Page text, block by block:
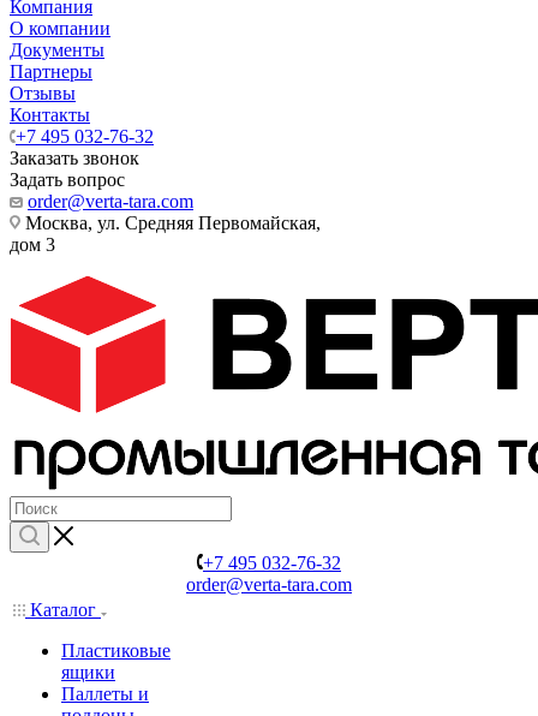
Компания
О компании
Документы
Партнеры
Отзывы
Контакты
+7 495 032-76-32
Заказать звонок
Задать вопрос
order@verta-tara.com
Москва, ул. Средняя Первомайская,
дом 3
+7 495 032-76-32
order@verta-tara.com
Каталог
Пластиковые
ящики
Паллеты и